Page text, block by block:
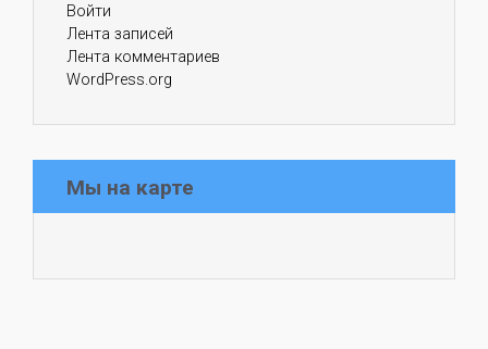
Войти
Лента записей
Лента комментариев
WordPress.org
Мы на карте